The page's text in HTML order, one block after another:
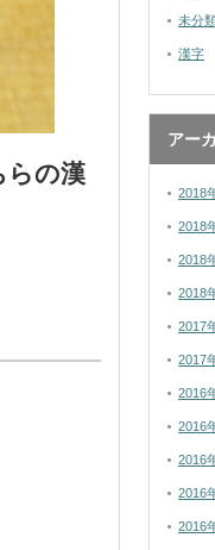
らの漢
未分
漢字
アー
2018
2018
2018
2018
2017
2017
2016
2016
2016
2016
2016